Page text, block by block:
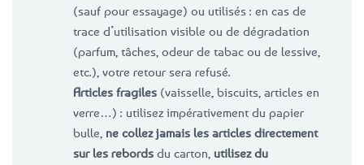
(sauf pour essayage) ou utilisés : en cas de
trace d’utilisation visible ou de dégradation
(parfum, tâches, odeur de tabac ou de lessive,
etc.), votre retour sera refusé.
Articles fragiles (vaisselle, biscuits, articles en
verre…) : utilisez impérativement du papier
bulle, ne collez jamais les articles directement
sur les rebords du carton, utilisez du